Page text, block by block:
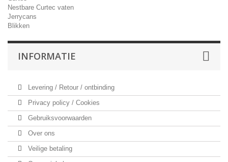
Nestbare Curtec vaten
Jerrycans
Blikken
INFORMATIE
Levering / Retour / ontbinding
Privacy policy / Cookies
Gebruiksvoorwaarden
Over ons
Veilige betaling